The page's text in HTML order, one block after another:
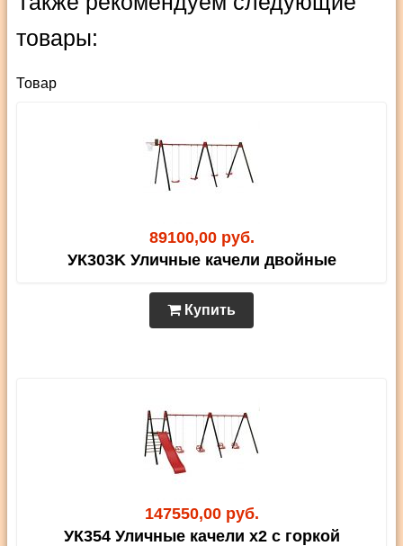
товары:
Товар
89100,00 руб.
УК303K Уличные качели двойные
Купить
147550,00 руб.
УК354 Уличные качели х2 с горкой